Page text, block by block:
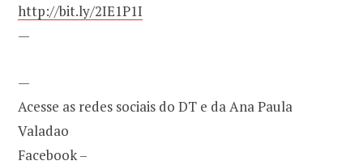
http://bit.ly/2IE1P1I
—
—
Acesse as redes sociais do DT e da Ana Paula
Valadao
Facebook –